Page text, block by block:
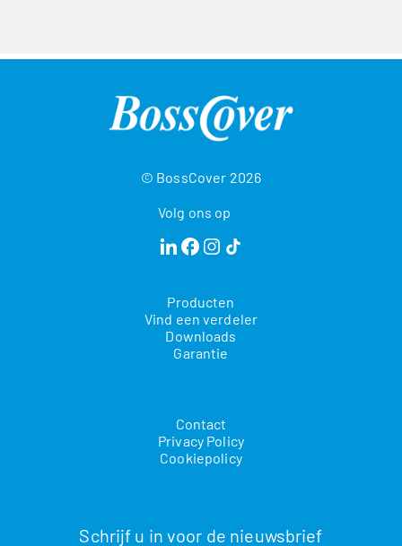
© BossCover 2026
Volg ons op
Producten
Vind een verdeler
Downloads
Garantie
Contact
Privacy Policy
Cookiepolicy
Schrijf u in voor de nieuwsbrief